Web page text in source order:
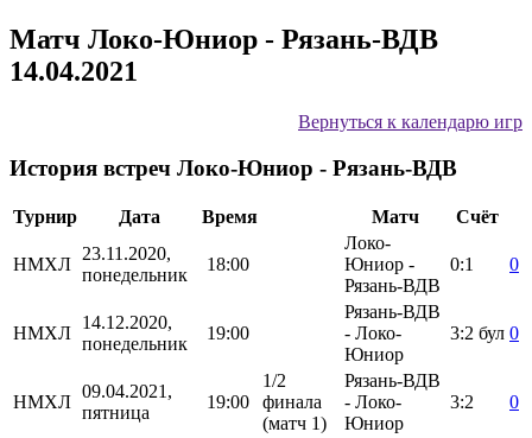
Матч Локо-Юниор - Рязань-ВДВ
14.04.2021
Вернуться к календарю игр
История встреч Локо-Юниор - Рязань-ВДВ
Турнир Дата Время Матч Счёт
НМХЛ
23.11.2020,
понедельник
18:00
Локо-
Юниор -
Рязань-ВДВ
0:1 0
НМХЛ
14.12.2020,
понедельник
19:00
Рязань-ВДВ
- Локо-
Юниор
3:2 бул 0
НМХЛ
09.04.2021,
пятница
19:00
1/2
финала
(матч 1)
Рязань-ВДВ
- Локо-
Юниор
3:2 0